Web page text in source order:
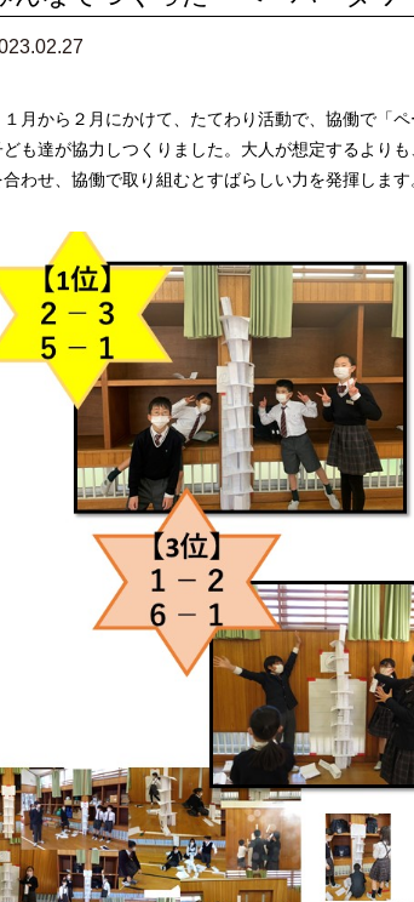
月から２月にかけて、たてわり活動で、協働で「
ども達が協力しつくりました。大人が想定するより
合わせ、協働で取り組むとすばらしい力を発揮します